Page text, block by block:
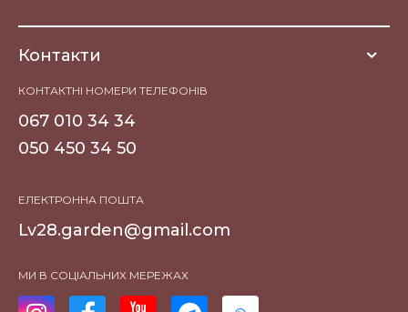
Контакти
КОНТАКТНІ НОМЕРИ ТЕЛЕФОНІВ
067 010 34 34
050 450 34 50
ЕЛЕКТРОННА ПОШТА
Lv28.garden@gmail.com
МИ В СОЦІАЛЬНИХ МЕРЕЖАХ